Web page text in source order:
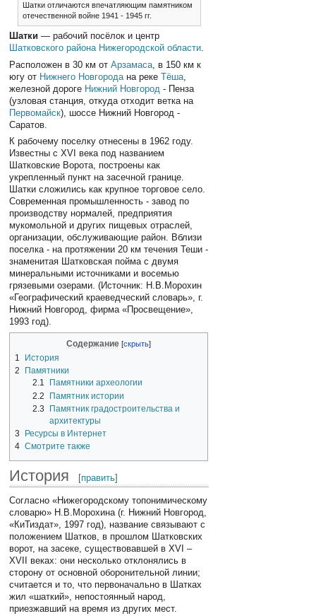
Шатки отличаются впечатляющим памятником
отечественной войне 1941 - 1945 гг.
Шатки — рабочий посёлок и центр
Шатковского района Нижегородской области.
Расположен в 30 км отАрзамаса , в 150 км к
югу от Нижнего Новгорода на рекеТёша
железной дороге Нижний Новгород - Пенза
(узловая станция, откуда отходит ветка на
Первомайск), шоссе Нижний Новгород -
Саратов.
К рабочему поселку отнесены в 1962 году.
Известны с XVI века под названием
Шатковские Ворота, построены как
укрепленный пункт на засечной границе.
Шатки сложились как крупное торговое село.
Coвременная промышленность - завод по
производству нормалей, предприятия
мукомольной и других пищевых отраслей,
организации, обслуживающие район. Вблизи
поселка - на протяжении 20 км течения Теши -
знаменитая Шатковская пойма с двумя
минеральными источниками и восемью
грязевыми озерами. (Источник: Н.В.Морохин
«Географический краеведческий словарь», г.
Нижний Новгород, фирма «Просвещение»,
1993 год).
Содержание
1
История
2
Памятники
2.1
Памятники археологии
2.2
Памятник истории
2.3
Памятник градостроительства и
архитектуры
3
Ресурсы в Интернет
4 Смотрите также
История [править]
Согласно «Нижегородскому топонимическому
словарю» Н.В.Морохина (г. Нижний Новгород,
«КиТиздат», 1997 год), название связывают с
положением Шатков, в прошлом Шатковских
ворот, на засеке, существовавшей в XVI –
XVII веках: они несколько отклонялись в
сторону от основной оборонительной линии;
считается и то, что первоначально в Шатках
жил «шаткий», непостоянный народ,
приезжавший на время из других мест.